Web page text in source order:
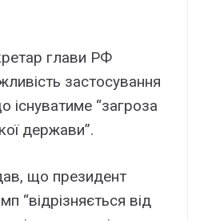
глави РФ
застосування
існуватиме “загроза
держави”.
що президент
“відрізняється від